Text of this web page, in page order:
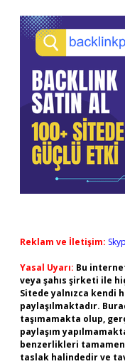
Reklam ve İletişim:
Yasal Uyarı: Bu
veya şahıs şirketi ile
Sitede yalnızca kendi
paylaşılmaktadır.
taşımamakta olup,
paylaşım
benzerlikleri
taslak halindedir ve